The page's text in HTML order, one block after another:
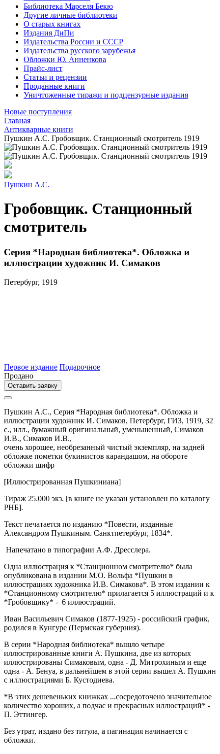
Библиотека Марселя Бекю
Другие личные библиотеки
О старых книгах
Издания ДиПи
Издательства России и СССР
Издательства русского зарубежья
Обложки Ю. Анненкова
Прайс-лист
Статьи и рецензии
Проданные книги
Уничтоженные тиражи и подцензурные издания
Новые поступления
Главная
Антикварные книги
Пушкин А.С. Гробовщик. Станционный смотритель 1919
Пушкин А.С.
Гробовщик. Станционный
смотритель
Серия *Народная библиотека*. Обложка и
иллюстрации художник И. Симаков
Петербург, 1919
Первое издание Подарочное
Продано
Оставить заявку
Пушкин А.С., Серия *Народная библиотека*. Обложка и
иллюстрации художник И. Симаков, Петербург, ГИЗ, 1919, 32
с., илл., бумажный оригинальный, уменьшенный, Симаков
И.В., Симаков И.В.,
очень хорошее, необрезанный чистый экземпляр, на задней
обложке пометки букинистов карандашом, на обороте
обложки шифр
[Иллюстрированная Пушкиниана]
Тираж 25.000 экз. [в книге не указан установлен по каталогу
РНБ].
Текст печатается по изданию *Повести, изданные
Александром Пушкиным. Санктпетербург, 1834*.
Напечатано в типографии А.Ф. Дресслера.
Одна иллюстрация к *Станционном смотрителю* была
опубликована в издании М.О. Вольфа *Пушкин в
иллюстрациях художника И.В. Симакова*. В этом издании к
*Станционному смотрителю* прилагается 5 иллюстраций и к
*Гробовщику* - 6 иллюстраций.
Иван Васильевич Симаков (1877-1925) - российский график,
родился в Кунгуре (Пермская губерния).
В серии *Народная библиотека* вышло четыре
иллюстрированные книги А. Пушкина, две из которых
иллюстрированы Симаковым, одна - Д. Митрохиным и еще
одна - А. Бенуа, в дальнейшем в этой серии вышел А. Пушкин
с иллюстрациями Б. Кустодиева.
*В этих дешевеньких книжках ...сосредоточено значительное
количество хороших, а подчас и прекрасных иллюстраций* -
П. Эттингер.
Без утрат, издано без титула, а пагинация начинается с
обложки.